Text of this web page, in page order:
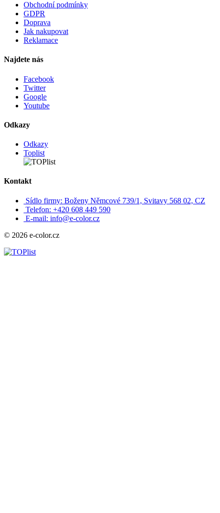
Obchodní podmínky
GDPR
Doprava
Jak nakupovat
Reklamace
Najdete nás
Facebook
Twitter
Google
Youtube
Odkazy
Odkazy
Toplist
Kontakt
Sídlo firmy: Boženy Němcové 739/1, Svitavy 568 02, CZ
Telefon: +420 608 449 590
E-mail: info@e-color.cz
© 2026 e-color.cz